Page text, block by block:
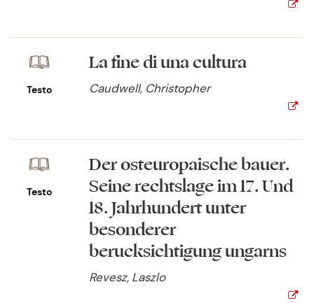
Testo
La fine di una cultura
Caudwell, Christopher
Testo
Der osteuropaische bauer.
Seine rechtslage im 17. Und
18. Jahrhundert unter
besonderer
berucksichtigung ungarns
Revesz, Laszlo